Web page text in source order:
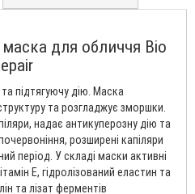
для обличчя Bio
підтягуючу дію. Маска
та розгладжує зморшки.
надає антикуперозну дію та
розширені капіляри
період. У складі маски активні
Е, гідролізований еластин та
та лізат ферментів